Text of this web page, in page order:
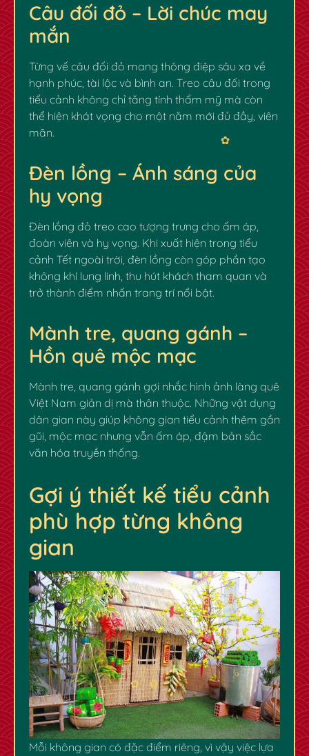
Câu đối đỏ – Lời chúc may
mắn
Từng vế câu đối đỏ mang thông điệp sâu xa về
hạnh phúc, tài lộc và bình an. Treo câu đối trong
tiểu cảnh không chỉ tăng tính thẩm mỹ mà còn
thể hiện khát vọng cho một năm mới đủ đầy, viên
mãn.
Đèn lồng – Ánh sáng của
hy vọng
Đèn lồng đỏ treo cao tượng trưng cho ấm áp,
đoàn viên và hy vọng. Khi xuất hiện trong tiểu
cảnh Tết ngoài trời, đèn lồng còn góp phần tạo
không khí lung linh, thu hút khách tham quan và
trở thành điểm nhấn trang trí nổi bật.
Mành tre, quang gánh –
Hồn quê mộc mạc
Mành tre, quang gánh gợi nhắc hình ảnh làng quê
Việt Nam giản dị mà thân thuộc. Những vật dụng
dân gian này giúp không gian tiểu cảnh thêm gần
gũi, mộc mạc nhưng vẫn ấm áp, đậm bản sắc
văn hóa truyền thống.
Gợi ý thiết kế tiểu cảnh
phù hợp từng không
gian
Mỗi không gian có đặc điểm riêng, vì vậy việc lựa